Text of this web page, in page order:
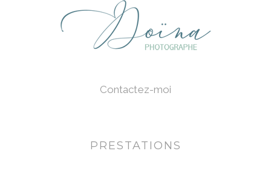
Contactez-moi
PRESTATIONS